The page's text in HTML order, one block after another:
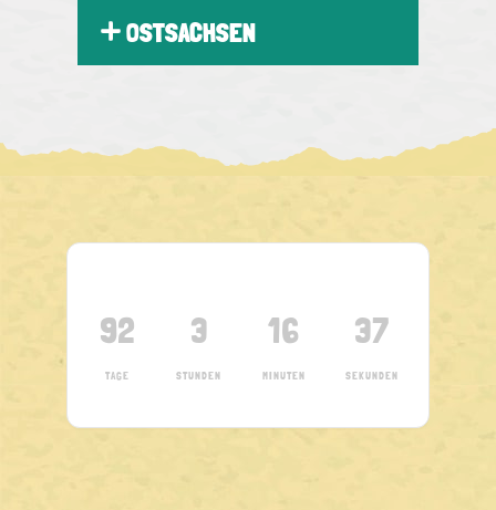
OSTSACHSEN
92
TAGE
3
STUNDEN
16
MINUTEN
36
SEKUNDEN